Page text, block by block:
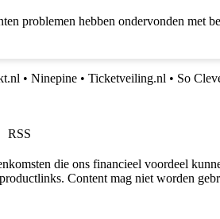
problemen hebben ondervonden met
• Ninepine • Ticketveiling.nl • So
RSS
die ons financieel voordeel
Content mag niet worden